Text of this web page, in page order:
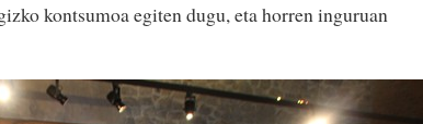
kontsumoa egiten dugu, eta horren inguruan